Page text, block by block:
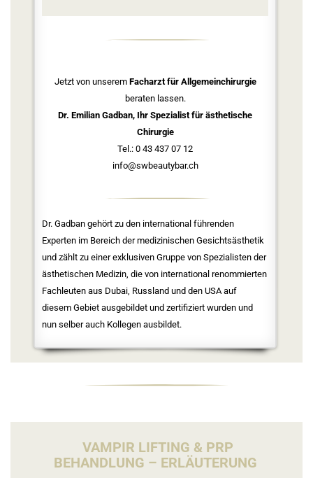
Jetzt von unseremFacharzt für Allgemeinchirurgie
beraten lassen.
Dr. Emilian Gadban, Ihr Spezialist für ästhetische
Chirurgie
Tel.: 0 43 437 07 12
info@swbeautybar.ch
Dr. Gadban gehört zu den international führenden
Experten im Bereich der medizinischen Gesichtsästhetik
und zählt zu einer exklusiven Gruppe von Spezialisten der
ästhetischen Medizin, die von international renommierten
Fachleuten aus Dubai, Russland und den USA auf
diesem Gebiet ausgebildet und zertifiziert wurden und
nun selber auch Kollegen ausbildet.
VAMPIR LIFTING & PRP
BEHANDLUNG – ERLÄUTERUNG